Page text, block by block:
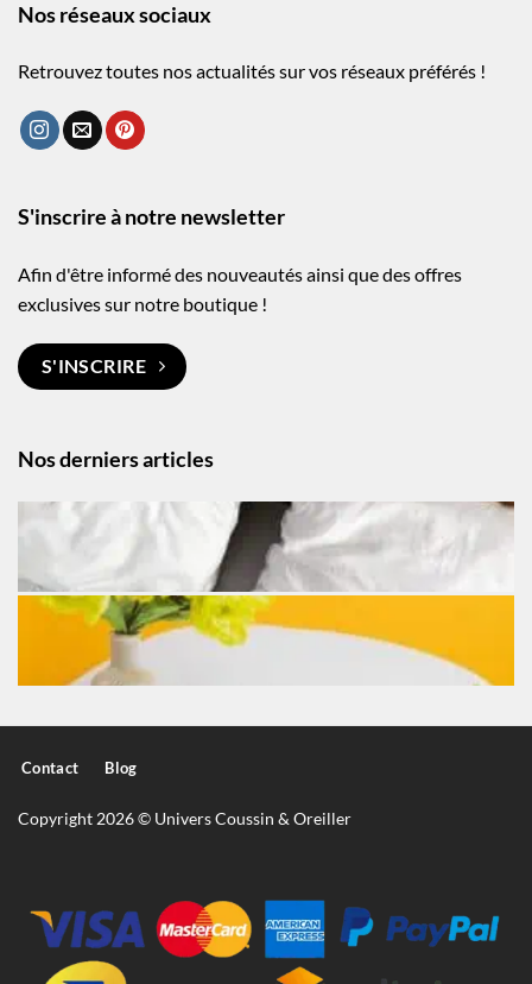
Nos réseaux sociaux
Retrouvez toutes nos actualités sur vos réseaux préférés !
Nos derniers articles
S'inscrire à notre newsletter
Afin d'être informé des nouveautés ainsi que des offres
exclusives sur notre boutique !
S'INSCRIRE
Contact Blog
Copyright 2026 © Univers Coussin & Oreiller